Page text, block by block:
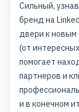
Сильный,
бренд на
двери к новым
(от
помогает
партнеров и
и в конечном